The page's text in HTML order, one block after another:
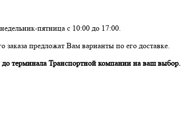
пятница с 10:00 до 17:00.
предложат Вам варианты по его доставке.
терминала Транспортной компании на ваш выбор.